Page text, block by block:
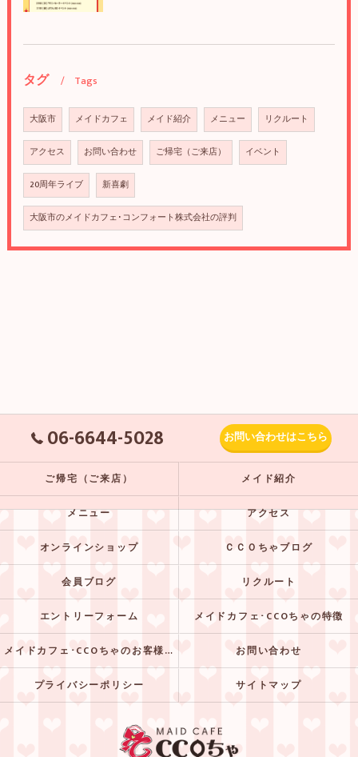
タグ Tags
大阪市 メイドカフェ メイド紹介 メニュー リクルート
アクセス お問い合わせ ご帰宅（ご来店） イベント
20周年ライブ 新喜劇
大阪市のメイドカフェ･コンフォート株式会社の評判
06-6644-5028 お問い合わせはこちら
ご帰宅（ご来店） メイド紹介
メニュー アクセス
オンラインショップ ＣＣＯちゃブログ
会員ブログ リクルート
エントリーフォーム メイドカフェ･CCOちゃの特徴
メイドカフェ･CCOちゃのお客様の声 お問い合わせ
プライバシーポリシー サイトマップ